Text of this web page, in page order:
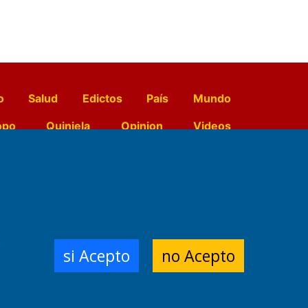
Salud Edictos País
Mundo
Quiniela Opinion
Videos
Impresora:
si Acepto no Acepto